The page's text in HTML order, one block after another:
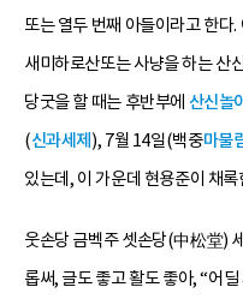
또는 열두 번째 아들이라고 한다
새미하로산또는 사냥을 하는
당굿을 할 때는 후반부에 산신놀이
(신과세제 ), 7월 14일(백중마불
있는데, 이 가운데 현용준이 채
웃손당 금벡주 셋손당(中松堂)
롭써, 글도 좋고 활도 좋아, “어